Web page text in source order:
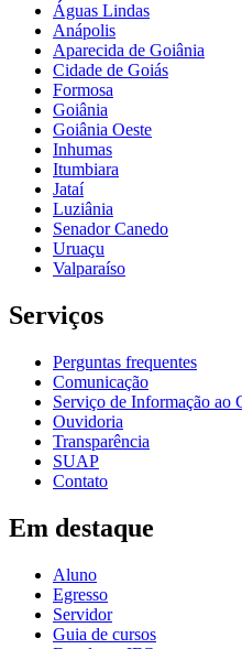
Águas Lindas
Anápolis
Aparecida de Goiânia
Cidade de Goiás
Formosa
Goiânia
Goiânia Oeste
Inhumas
Itumbiara
Jataí
Luziânia
Senador Canedo
Uruaçu
Valparaíso
Serviços
Perguntas frequentes
Comunicação
Serviço de Informação ao
Ouvidoria
Transparência
SUAP
Contato
Em destaque
Aluno
Egresso
Servidor
Guia de cursos